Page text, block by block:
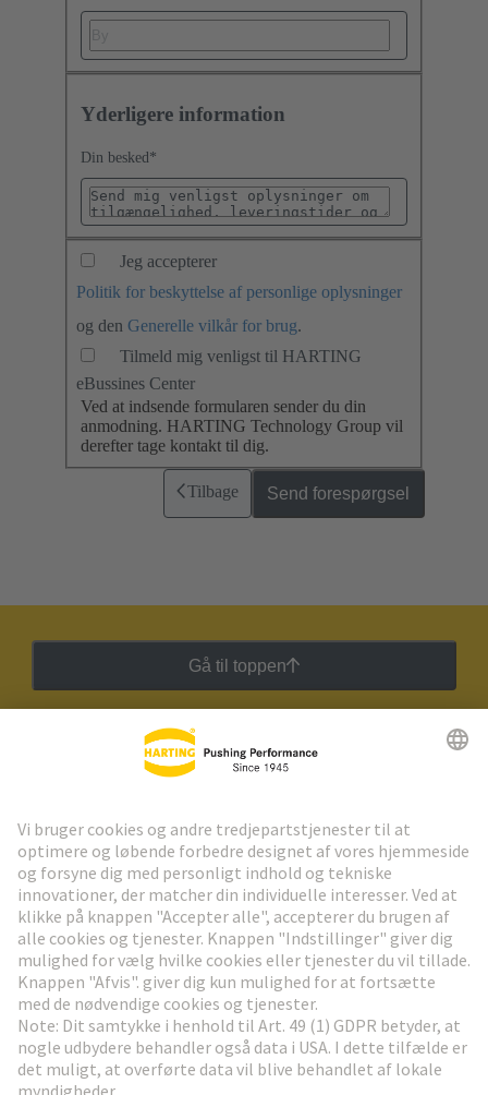
Yderligere information
Din besked *
Jeg accepterer
Politik for beskyttelse af personlige oplysninger
og den Generelle vilkår for brug.
Tilmeld mig venligst til HARTING
eBussines Center
Ved at indsende formularen sender du din
anmodning. HARTING Technology Group vil
derefter tage kontakt til dig.
Tilbage Send forespørgsel
Gå til toppen
HARTING Newsletter
Gå til registrering
Social Media